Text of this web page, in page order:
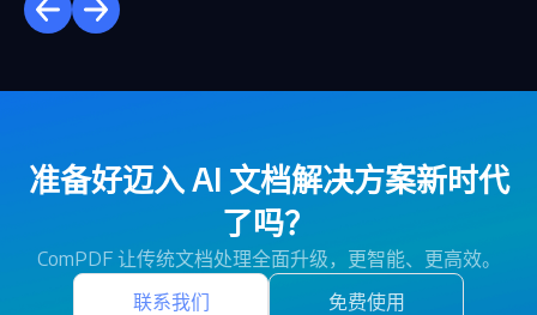
准备好迈入 AI 文档解决方案新时代
了吗？
ComPDF 让传统文档处理全面升级，更智能、更高效。
联系我们
免费使用